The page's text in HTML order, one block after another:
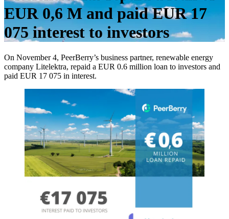
EUR 0,6 M and paid EUR 17
075 interest to investors
On November 4, PeerBerry’s business partner, renewable energy
company Litelektra, repaid a EUR 0.6 million loan to investors and
paid EUR 17 075 in interest.